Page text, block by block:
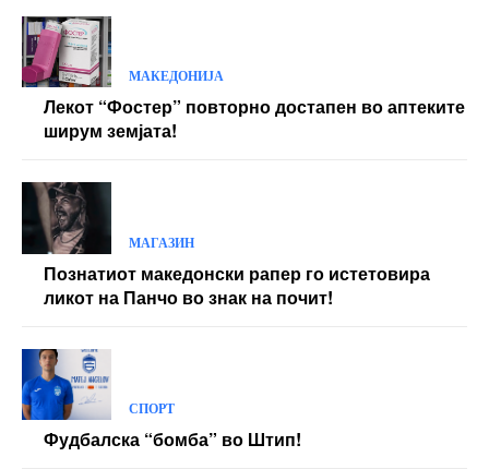
МАКЕДОНИЈА
Лекот “Фостер” повторно достапен во аптеките
ширум земјата!
МАГАЗИН
Познатиот македонски рапер го истетовира
ликот на Панчо во знак на почит!
СПОРТ
Фудбалска “бомба” во Штип!